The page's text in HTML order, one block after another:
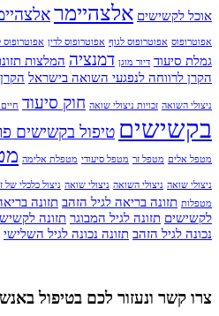
אוכל לקשישים אלצהיימר
אפוטרופוס אפוטרופוס לגוף אפוטרופוס לדין אפוטרופוס
גמלת סיעוד דיור מוגן דמנציה המלצות
הקרן לרווחה לנפגעי השואה בישראל
ניצולי השואה זכויות ניצולי שואה חוק סיעוד
בקשישים טיפול בקשישים
מטפל אלים מטפל זר מטפל סיעודי מטפלת אלימה
ניצולי שואה ניצולי השואה ניצולי שואה ניצול כלכלי של
מטפלות תזונה בריאה לגיל הזהב תזונה
לקשישים תזונה לגיל המבוגר תזונה
נכונה לגיל הזהב תזונה נכונה לגיל השלישי
צרו קשר ונעזור לכם בטיפול